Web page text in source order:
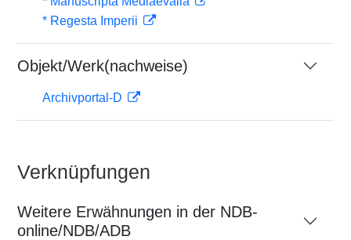
* Regesta Imperii
Objekt/Werk(nachweise)
Archivportal-D
Verknüpfungen
Weitere Erwähnungen in der NDB-
online/NDB/ADB